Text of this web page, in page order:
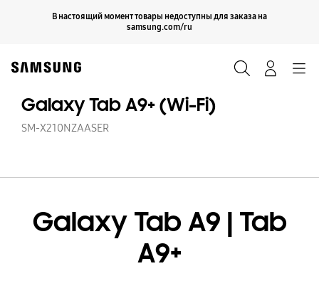
В настоящий момент товары недоступны для заказа на
samsung.com/ru
Продолжить
Galaxy Tab A9+ (Wi-Fi)
SM-X210NZAASER
Galaxy Tab A9 | Tab
A9+